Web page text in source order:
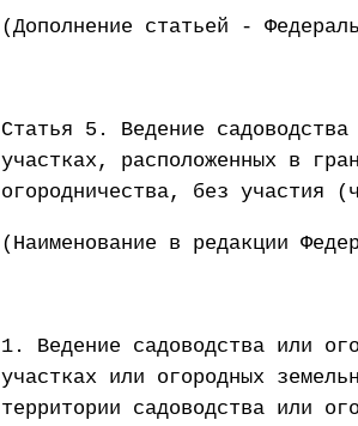
(Дополнение статьей -
Статья 5. Ведение
участках, расположенных в
огородничества, без участия
(Наименование в редакции
1. Ведение садоводства или
участках или огородных
территории садоводства или